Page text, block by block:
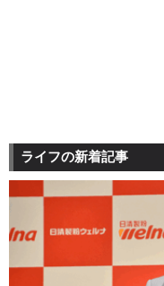
ライフの新着記事